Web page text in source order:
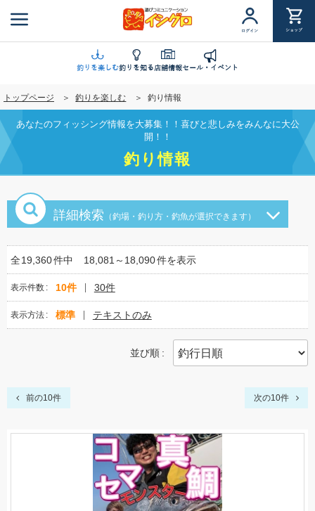
ン
に
移
動
ログイン ショップ
釣りを楽しむ釣りを知る店舗情報セール・イベント
トップページ 釣りを楽しむ 釣り情報
あなたのフィッシング情報を大募集！！喜びと悲しみをみんなに大公
開！！
釣り情報
詳細検索 （釣場・釣り方・釣魚が選択できます）
全19,360件中 18,081～18,090件を表示
表示件数 10件 30件
表示方法 標準 テキストのみ
並び順
前の10件 次の10件